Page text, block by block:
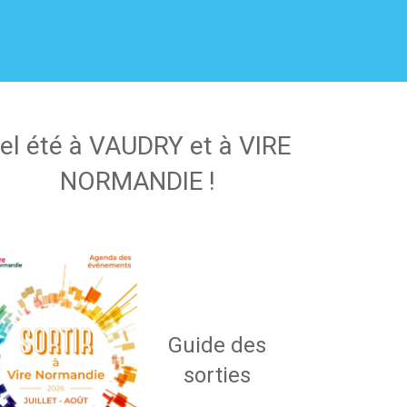
été à VAUDRY et à VIRE
NORMANDIE !
Guide des
sorties